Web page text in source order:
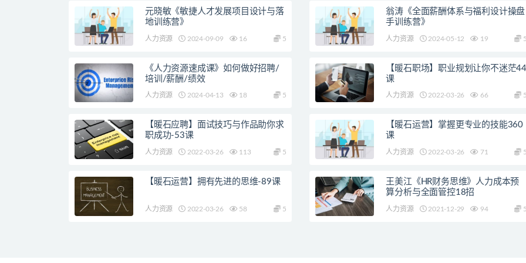
元晓敏《敏捷人才发展项目设计与落
地训练营》
人力资源 2024-09-09 16 5
翁涛《全面薪酬体系与福利设计操盘
手训练营》
人力资源 2024-05-12 19 5
《人力资源速成课》如何做好招聘/
培训/薪酬/绩效
人力资源 2024-04-13 18 5
【暖石职场】职业规划让你不迷茫44
课
人力资源 2022-03-26 66 5
【暖石应聘】面试技巧与作品助你求
职成功-53课
人力资源 2022-03-26 113 5
【暖石运营】掌握更专业的技能360
课
人力资源 2022-03-26 71 5
【暖石运营】拥有先进的思维-89课
人力资源 2022-03-26 58 5
王美江《HR财务思维》人力成本预
算分析与全面管控18招
人力资源 2021-12-29 94 5